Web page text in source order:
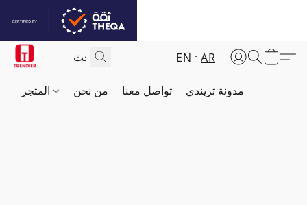
EN AR
من نحن تواصل معنا مدونة تريندي